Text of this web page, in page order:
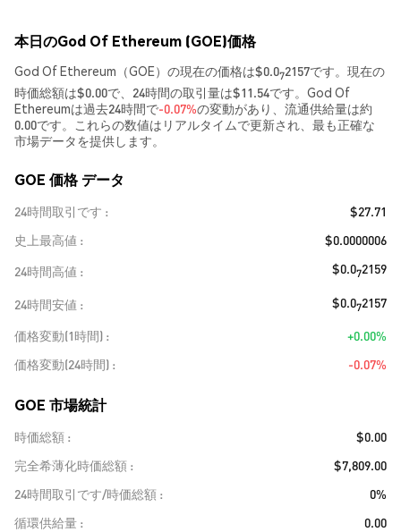
本日のGod Of Ethereum (GOE)価格
God Of Ethereum（GOE）の現在の価格は$0.072157です。現在の
時価総額は$0.00で、24時間の取引量は$11.54です。God Of
Ethereumは過去24時間で-0.07%の変動があり、流通供給量は約
0.00です。これらの数値はリアルタイムで更新され、最も正確な
市場データを提供します。
GOE 価格 データ
24時間取引です
$27.71
史上最高値
$0.0000006
24時間高値
$0.072159
24時間安値 $0.072157
価格変動(1時間)
+0.00%
価格変動(24時間)
-0.07%
GOE 市場統計
時価総額
$0.00
完全希薄化時価総額
$7,809.00
24時間取引です/時価総額
0%
循環供給量
0.00